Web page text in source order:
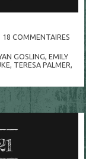
18 COMMENTAIRES
GOSLING ,EMILY
TERESA PALMER